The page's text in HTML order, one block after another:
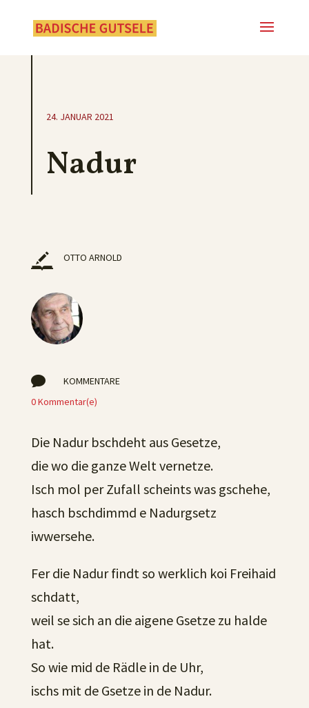
24. JANUAR 2021
Nadur
OTTO ARNOLD

KOMMENTARE
0 Kommentar(e)
Die Nadur bschdeht aus Gesetze,
die wo die ganze Welt vernetze.
Isch mol per Zufall scheints was gschehe,
hasch bschdimmd e Nadurgsetz
iwwersehe.
Fer die Nadur findt so werklich koi Freihaid
schdatt,
weil se sich an die aigene Gsetze zu halde
hat.
So wie mid de Rädle in de Uhr,
ischs mit de Gsetze in de Nadur.